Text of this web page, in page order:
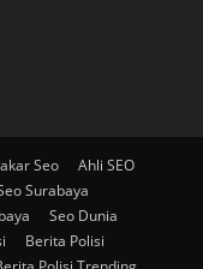
Seo
Ahli SEO
Surabaya
Seo Dunia
Berita Polisi